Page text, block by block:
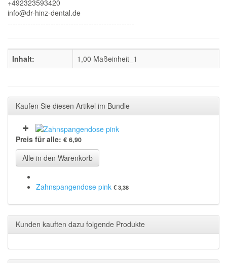
+492323593420
info@dr-hinz-dental.de
--------------------------------------------------
Inhalt: 1,00 Maßeinheit_1
Kaufen Sie diesen Artikel im Bundle
Preis für alle: € 6,90
Alle in den Warenkorb
Zahnspangendose pink € 3,38
Kunden kauften dazu folgende Produkte